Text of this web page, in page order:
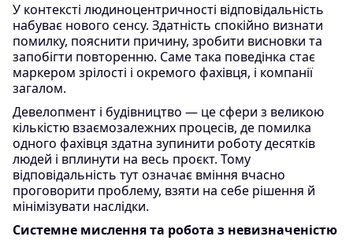
У контексті людиноцентричності відповідальність
набуває нового сенсу. Здатність спокійно визнати
помилку, пояснити причину, зробити висновки та
запобігти повторенню. Саме така поведінка стає
маркером зрілості і окремого фахівця, і компанії
загалом.
Девелопмент і будівництво — це сфери з великою
кількістю взаємозалежних процесів, де помилка
одного фахівця здатна зупинити роботу десятків
людей і вплинути на весь проєкт. Тому
відповідальність тут означає вміння вчасно
проговорити проблему, взяти на себе рішення й
мінімізувати наслідки.
Системне мислення та робота з невизначеністю